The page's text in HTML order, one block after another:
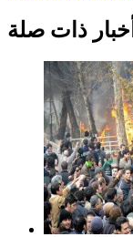
أخبار ذات صلة